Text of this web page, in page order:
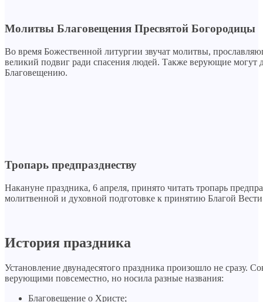
Молитвы Благовещения Пресвятой Богородицы
Во время Божественной литургии звучат молитвы,
великий подвиг ради спасения людей. Также верующие могут
Благовещению.
Тропарь предпразднеству
Накануне праздника, 6 апреля, принято читать тропарь
молитвенной и духовной подготовке к принятию Благой
История праздника
Установление двунадесятого праздника произошло не сразу.
верующими повсеместно, но носила разные названия:
Благовещение о Христе;